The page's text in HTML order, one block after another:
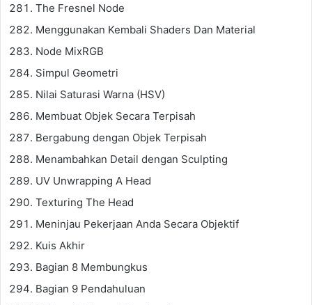
The Fresnel Node
Menggunakan Kembali Shaders Dan Material
Node MixRGB
Simpul Geometri
Nilai Saturasi Warna (HSV)
Membuat Objek Secara Terpisah
Bergabung dengan Objek Terpisah
Menambahkan Detail dengan Sculpting
UV Unwrapping A Head
Texturing The Head
Meninjau Pekerjaan Anda Secara Objektif
Kuis Akhir
Bagian 8 Membungkus
Bagian 9 Pendahuluan